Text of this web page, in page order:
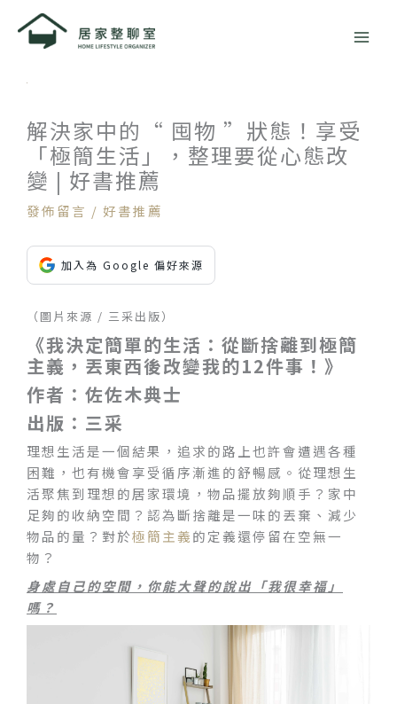
解決家中的“ 囤物 ”狀態！享受
「極簡生活」，整理要從心態改
變 | 好書推薦
發佈留言 / 好書推薦
加入為 Google 偏好來源
（圖片來源 / 三采出版）
《我決定簡單的生活：從斷捨離到極簡
主義，丟東西後改變我的12件事！》
作者：佐佐木典士
出版： 三采
理想生活是一個結果，追求的路上也許會遭遇各種
困難，也有機會享受循序漸進的舒暢感。從理想生
活聚焦到理想的居家環境，物品擺放夠順手？家中
足夠的收納空間？認為斷捨離是一味的丟棄、減少
物品的量？對於極簡主義的定義還停留在空無一
物？
身處自己的空間，你能大聲的說出「我很幸福」
嗎？